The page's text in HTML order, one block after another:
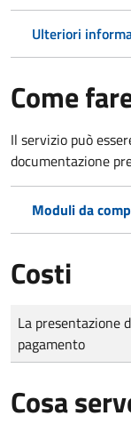
Ulteriori
Come
Il servizio può
documentazione
Moduli da
Costi
Tipo di pagamento
Importo
La presentazione
pagamento
Cosa